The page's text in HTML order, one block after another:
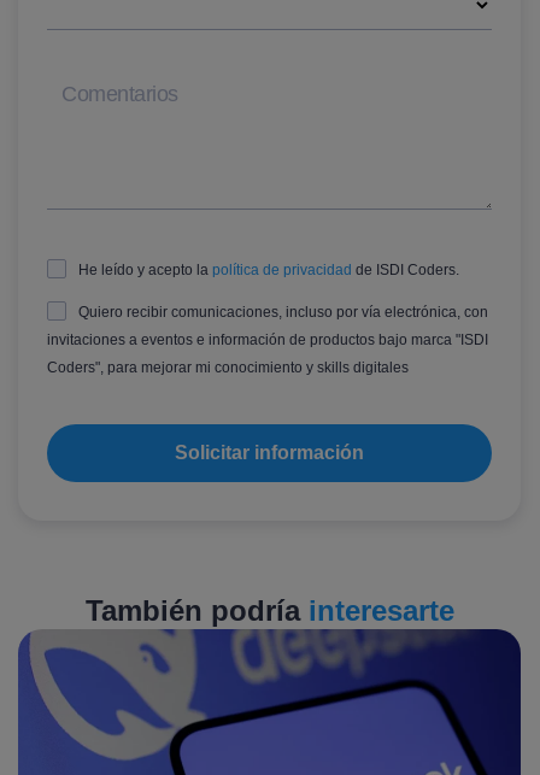
Comentarios
He leído y acepto la política de privacidad de ISDI Coders.
Quiero recibir comunicaciones, incluso por vía electrónica, con
invitaciones a eventos e información de productos bajo marca "ISDI
Coders", para mejorar mi conocimiento y skills digitales
También podría interesarte